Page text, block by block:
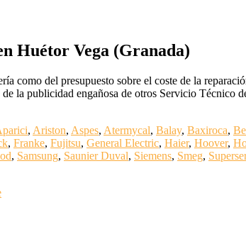
Huétor Vega (Granada)
como del presupuesto sobre el coste de la
la publicidad engañosa de otros Servicio Técnico
, Ariston, Aspes, Atermycal, Balay, Baxiroca,
, Franke, Fujitsu, General Electric, Haier, Hoover,
, Samsung, Saunier Duval, Siemens, Smeg, Superser